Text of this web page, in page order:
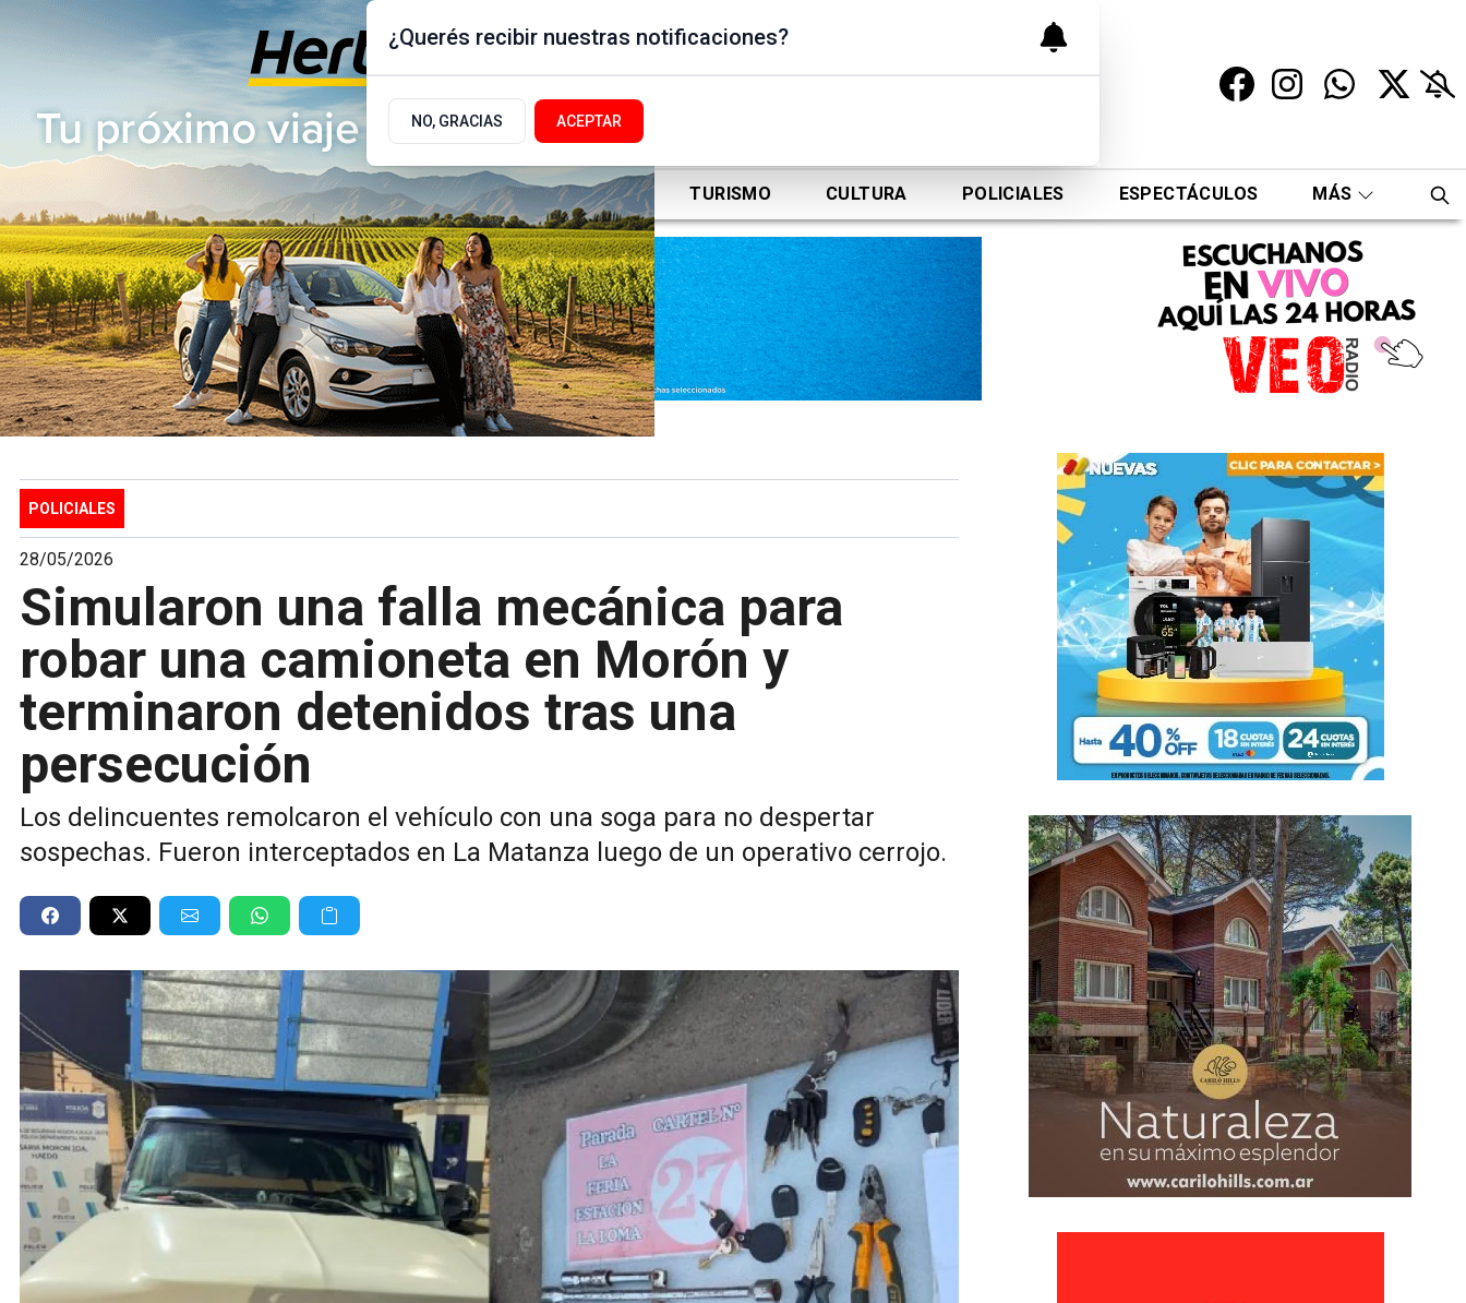
Sábado 8 de Agosto
de 2026
17.9ºc | Buenos Aires, AR
ACTUALIDAD POLÍTICA DEPORTES TURISMO CULTURA POLICIALES ESPECTÁCULOS MÁS
POLICIALES
28/05/2026
Simularon una falla mecánica para
robar una camioneta en Morón y
terminaron detenidos tras una
persecución
Los delincuentes remolcaron el vehículo con una soga para no despertar
sospechas. Fueron interceptados en La Matanza luego de un operativo cerrojo.
¿Querés recibir nuestras notificaciones?
NO, GRACIAS ACEPTAR